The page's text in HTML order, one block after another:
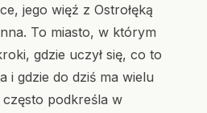
jego więź z Ostrołęką
To miasto, w którym
gdzie uczył się, co to
i gdzie do dziś ma wielu
często podkreśla w